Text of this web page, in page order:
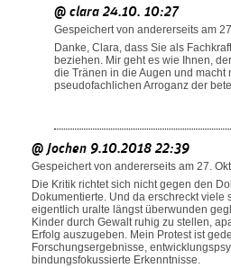
@ clara 24.10. 10:27
Gespeichert von andererseits am
Danke, Clara, dass Sie als
beziehen. Mir geht es wie Ihnen,
die Tränen in die Augen und macht
pseudofachlichen Arroganz der
@ Jochen 9.10.2018 22:39
Gespeichert von andererseits am 27.
Die Kritik richtet sich nicht gegen den
Dokumentierte. Und da erschreckt viele
eigentlich uralte längst überwunden
Kinder durch Gewalt ruhig zu stellen,
Erfolg auszugeben. Mein Protest ist
Forschungsergebnisse,
bindungsfokussierte Erkenntnisse.